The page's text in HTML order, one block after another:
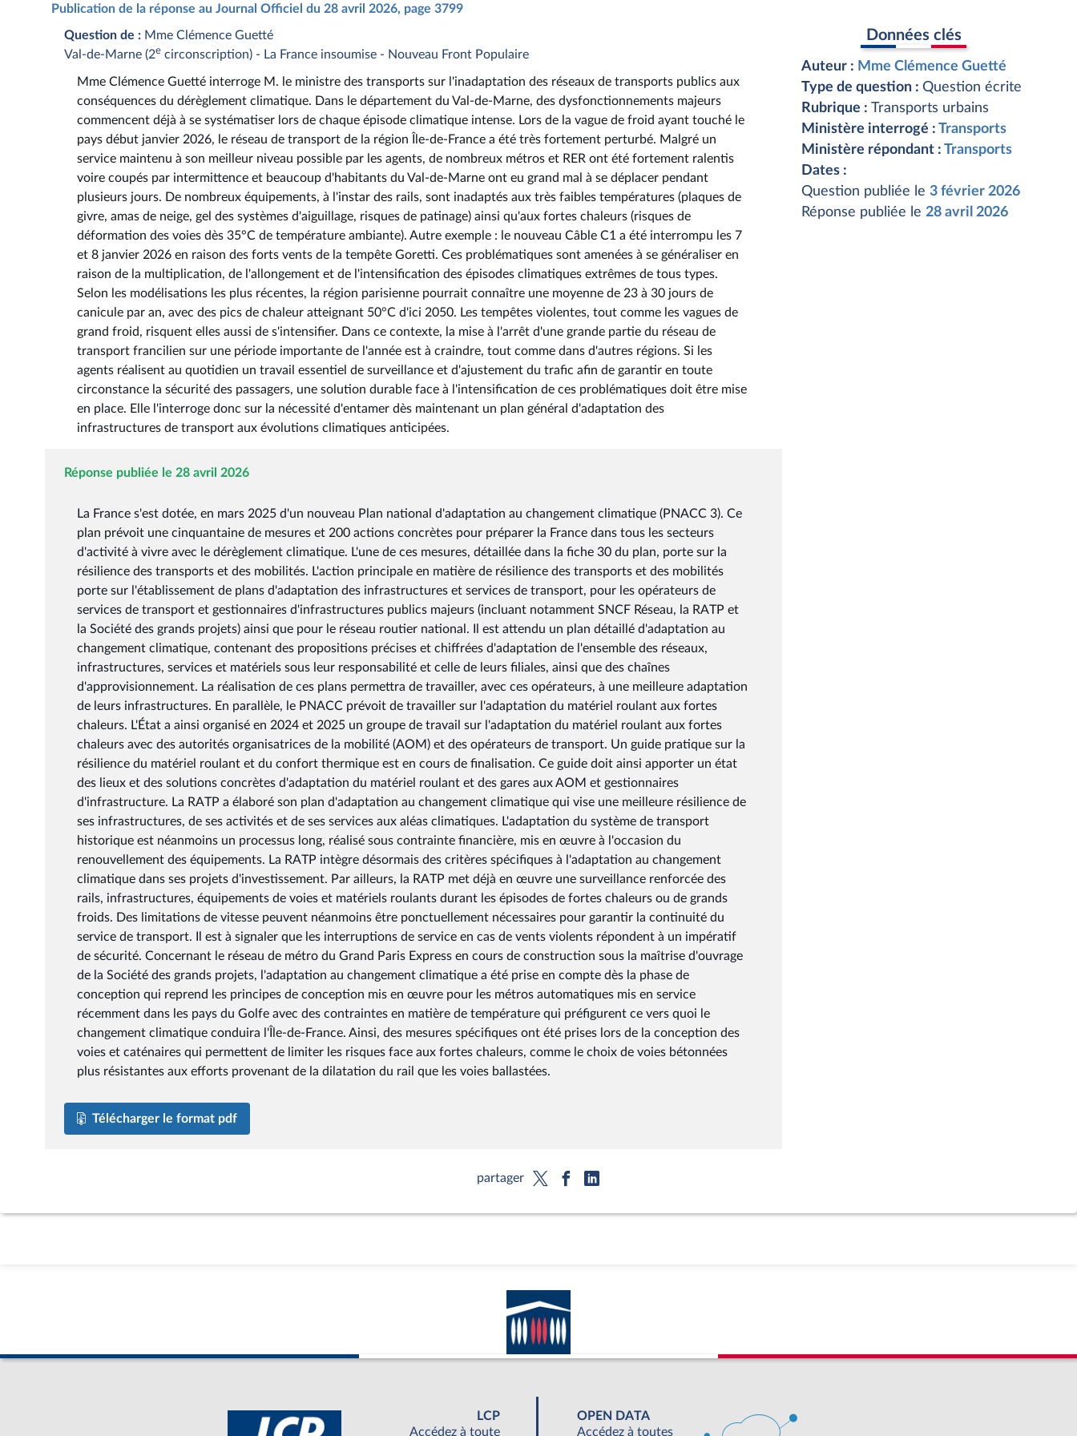
Publication de la réponse au Journal Officiel du 28 avril 2026, page 3799
Question de : Mme Clémence Guetté
Val-de-Marne (2e circonscription) - La France insoumise - Nouveau Front Populaire
Mme Clémence Guetté interroge M. le ministre des transports sur l'inadaptation des réseaux de transports publics aux
conséquences du dérèglement climatique. Dans le département du Val-de-Marne, des dysfonctionnements majeurs
commencent déjà à se systématiser lors de chaque épisode climatique intense. Lors de la vague de froid ayant touché le
pays début janvier 2026, le réseau de transport de la région Île-de-France a été très fortement perturbé. Malgré un
service maintenu à son meilleur niveau possible par les agents, de nombreux métros et RER ont été fortement ralentis
voire coupés par intermittence et beaucoup d'habitants du Val-de-Marne ont eu grand mal à se déplacer pendant
plusieurs jours. De nombreux équipements, à l'instar des rails, sont inadaptés aux très faibles températures (plaques de
givre, amas de neige, gel des systèmes d'aiguillage, risques de patinage) ainsi qu'aux fortes chaleurs (risques de
déformation des voies dès 35°C de température ambiante). Autre exemple : le nouveau Câble C1 a été interrompu les 7
et 8 janvier 2026 en raison des forts vents de la tempête Goretti. Ces problématiques sont amenées à se généraliser en
raison de la multiplication, de l'allongement et de l'intensification des épisodes climatiques extrêmes de tous types.
Selon les modélisations les plus récentes, la région parisienne pourrait connaître une moyenne de 23 à 30 jours de
canicule par an, avec des pics de chaleur atteignant 50°C d'ici 2050. Les tempêtes violentes, tout comme les vagues de
grand froid, risquent elles aussi de s'intensifier. Dans ce contexte, la mise à l'arrêt d'une grande partie du réseau de
transport francilien sur une période importante de l'année est à craindre, tout comme dans d'autres régions. Si les
agents réalisent au quotidien un travail essentiel de surveillance et d'ajustement du trafic afin de garantir en toute
circonstance la sécurité des passagers, une solution durable face à l'intensification de ces problématiques doit être mise
en place. Elle l'interroge donc sur la nécessité d'entamer dès maintenant un plan général d'adaptation des
infrastructures de transport aux évolutions climatiques anticipées.
Réponse publiée le 28 avril 2026
La France s'est dotée, en mars 2025 d'un nouveau Plan national d'adaptation au changement climatique (PNACC 3). Ce
plan prévoit une cinquantaine de mesures et 200 actions concrètes pour préparer la France dans tous les secteurs
d'activité à vivre avec le dérèglement climatique. L'une de ces mesures, détaillée dans la fiche 30 du plan, porte sur la
résilience des transports et des mobilités. L'action principale en matière de résilience des transports et des mobilités
porte sur l'établissement de plans d'adaptation des infrastructures et services de transport, pour les opérateurs de
services de transport et gestionnaires d'infrastructures publics majeurs (incluant notamment SNCF Réseau, la RATP et
la Société des grands projets) ainsi que pour le réseau routier national. Il est attendu un plan détaillé d'adaptation au
changement climatique, contenant des propositions précises et chiffrées d'adaptation de l'ensemble des réseaux,
infrastructures, services et matériels sous leur responsabilité et celle de leurs filiales, ainsi que des chaînes
d'approvisionnement. La réalisation de ces plans permettra de travailler, avec ces opérateurs, à une meilleure adaptation
de leurs infrastructures. En parallèle, le PNACC prévoit de travailler sur l'adaptation du matériel roulant aux fortes
chaleurs. L'État a ainsi organisé en 2024 et 2025 un groupe de travail sur l'adaptation du matériel roulant aux fortes
chaleurs avec des autorités organisatrices de la mobilité (AOM) et des opérateurs de transport. Un guide pratique sur la
résilience du matériel roulant et du confort thermique est en cours de finalisation. Ce guide doit ainsi apporter un état
des lieux et des solutions concrètes d'adaptation du matériel roulant et des gares aux AOM et gestionnaires
d'infrastructure. La RATP a élaboré son plan d'adaptation au changement climatique qui vise une meilleure résilience de
ses infrastructures, de ses activités et de ses services aux aléas climatiques. L'adaptation du système de transport
historique est néanmoins un processus long, réalisé sous contrainte financière, mis en œuvre à l'occasion du
renouvellement des équipements. La RATP intègre désormais des critères spécifiques à l'adaptation au changement
climatique dans ses projets d'investissement. Par ailleurs, la RATP met déjà en œuvre une surveillance renforcée des
rails, infrastructures, équipements de voies et matériels roulants durant les épisodes de fortes chaleurs ou de grands
froids. Des limitations de vitesse peuvent néanmoins être ponctuellement nécessaires pour garantir la continuité du
service de transport. Il est à signaler que les interruptions de service en cas de vents violents répondent à un impératif
de sécurité. Concernant le réseau de métro du Grand Paris Express en cours de construction sous la maîtrise d'ouvrage
de la Société des grands projets, l'adaptation au changement climatique a été prise en compte dès la phase de
conception qui reprend les principes de conception mis en œuvre pour les métros automatiques mis en service
récemment dans les pays du Golfe avec des contraintes en matière de température qui préfigurent ce vers quoi le
changement climatique conduira l'Île-de-France. Ainsi, des mesures spécifiques ont été prises lors de la conception des
voies et caténaires qui permettent de limiter les risques face aux fortes chaleurs, comme le choix de voies bétonnées
plus résistantes aux efforts provenant de la dilatation du rail que les voies ballastées.
Télécharger le format pdf
Données clés
Auteur : Mme Clémence Guetté
Type de question : Question écrite
Rubrique : Transports urbains
Ministère interrogé : Transports
Ministère répondant : Transports
Dates :
Question publiée le 3 février 2026
Réponse publiée le 28 avril 2026
partager
LCP
Accédez à toute
OPEN DATA
Accédez à toutes